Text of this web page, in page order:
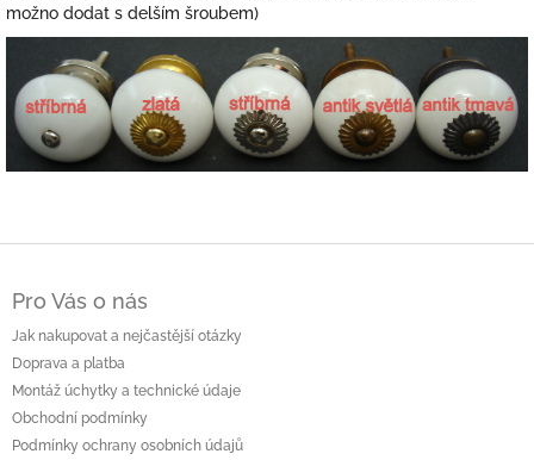
možno dodat s delším šroubem)
Pro Vás o nás
Jak nakupovat a nejčastější otázky
Doprava a platba
Montáž úchytky a technické údaje
Obchodní podmínky
Podmínky ochrany osobních údajů